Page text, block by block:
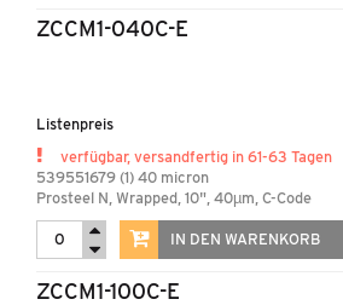
ZCCM1-040C-E
Listenpreis
verfügbar, versandfertig in 61-63 Tagen
539551679 (1) 40 micron
Prosteel N, Wrapped, 10", 40µm, C-Code
IN DEN WARENKORB
ZCCM1-100C-E